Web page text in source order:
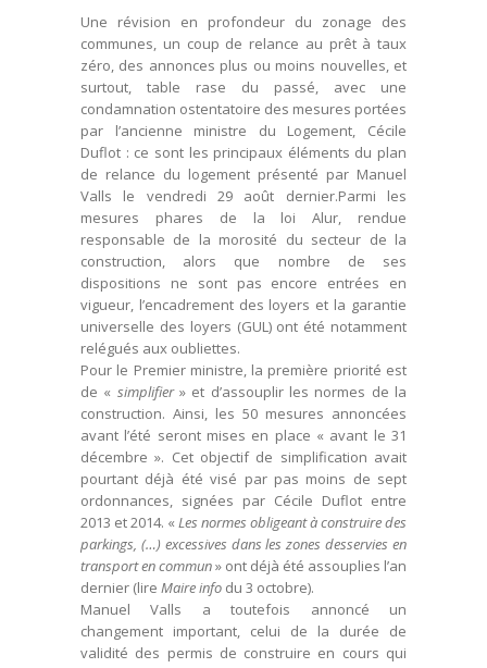
Une révision en profondeur du zonage des
communes, un coup de relance au prêt à taux
zéro, des annonces plus ou moins nouvelles, et
surtout, table rase du passé, avec une
condamnation ostentatoire des mesures portées
par l’ancienne ministre du Logement, Cécile
Duflot : ce sont les principaux éléments du plan
de relance du logement présenté par Manuel
Valls le vendredi 29 août dernier.Parmi les
mesures phares de la loi Alur, rendue
responsable de la morosité du secteur de la
construction, alors que nombre de ses
dispositions ne sont pas encore entrées en
vigueur, l’encadrement des loyers et la garantie
universelle des loyers (GUL) ont été notamment
relégués aux oubliettes.
Pour le Premier ministre, la première priorité est
de « simplifier» et d’assouplir les normes de la
construction. Ainsi, les 50 mesures annoncées
avant l’été seront mises en place « avant le 31
décembre ». Cet objectif de simplification avait
pourtant déjà été visé par pas moins de sept
ordonnances, signées par Cécile Duflot entre
2013 et 2014. « Les normes obligeant à construire des
parkings, (…) excessives dans les zones desservies en
transport en commun» ont déjà été assouplies l’an
dernier (lire Maire info du 3 octobre).
Manuel Valls a toutefois annoncé un
changement important, celui de la durée de
validité des permis de construire en cours qui